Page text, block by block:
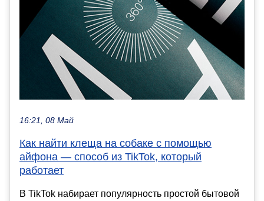
16:21, 08 Май
Как найти клеща на собаке с помощью
айфона — способ из TikTok, который
работает
В TikTok набирает популярность простой бытовой